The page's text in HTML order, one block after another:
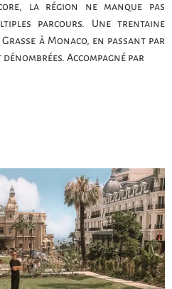
la région ne manque pas
parcours. Une trentaine
à Monaco, en passant par
Accompagné par